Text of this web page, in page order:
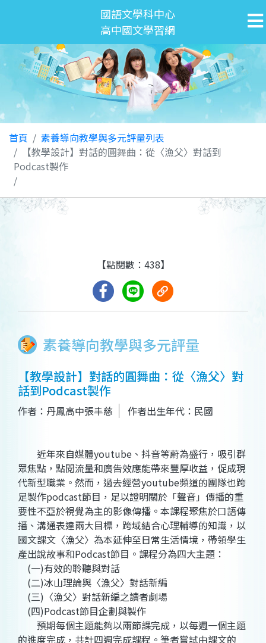
國語文學科中心
高中國文學習網
首頁
素養導向教學與多元評量列表
【教學設計】對話的圓舞曲：從〈漁父〉對話到
Podcast製作
【點閱數：438】
素養導向教學與多元評量
【教學設計】對話的圓舞曲：從〈漁父〉對
話到Podcast製作
作者：丹鳳高中張丰慈 作者出生年代：民國
近年來自媒體youtube、抖音等蔚為盛行，吸引群
眾焦點，點閱流量和廣告效應能帶來豐厚收益，促成現
代新型職業。然而，過去經營youtube頻道的團隊也跨
足製作podcast節目，足以證明關於「聲音」傳播的重
要性不亞於視覺為主的影像傳播。本課程聚焦於口語傳
播、溝通表達兩大目標，跨域結合心理輔導的知識，以
國文課文〈漁父〉為本延伸至日常生活情境，帶領學生
產出說故事和Podcast節目。課程分為四大主題：
(一)有效的聆聽與對話
(二)冰山理論與〈漁父〉對話新編
(三)〈漁父〉對話新編之讀者劇場
(四)Podcast節目企劃與製作
預期每個主題能夠以兩節課完成，以每週一個主題
的進度完成，共計四週完成課程。筆者嘗試由課文的